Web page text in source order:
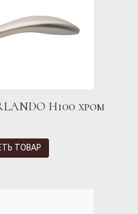
H100 хром
ТОВАР